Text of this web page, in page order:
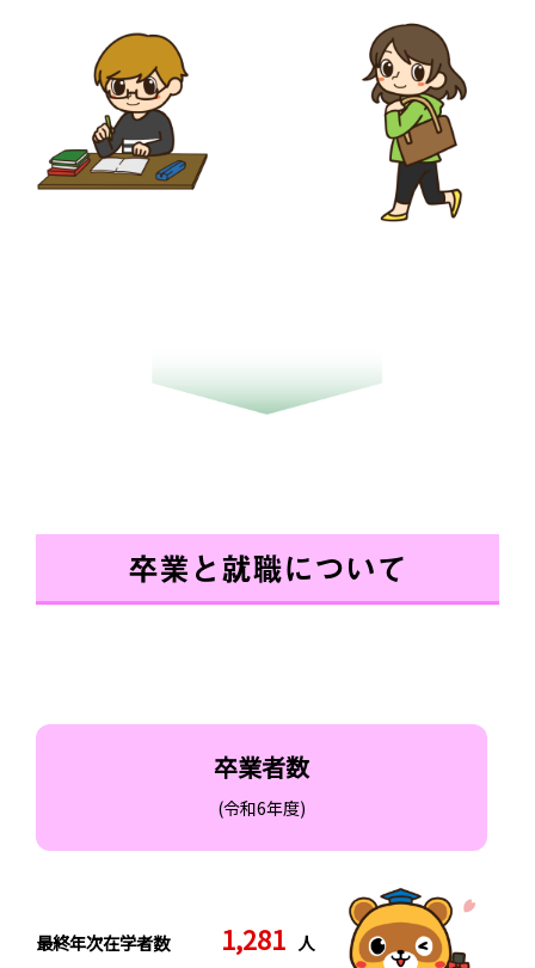
卒業と就職について
卒業者数
(令和6年度)
最終年次在学者数 1,281 人